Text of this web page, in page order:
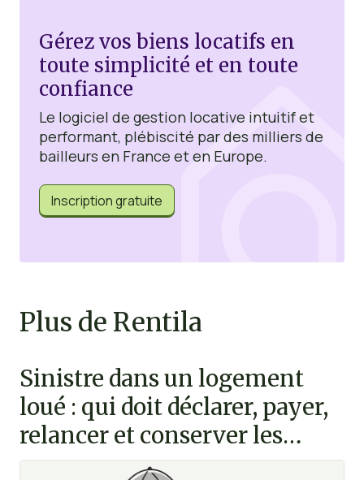
Gérez vos biens locatifs en
toute simplicité et en toute
confiance
Le logiciel de gestion locative intuitif et
performant, plébiscité par des milliers de
bailleurs en France et en Europe.
Inscription gratuite
Plus de Rentila
Sinistre dans un logement
loué : qui doit déclarer, payer,
relancer et conserver les
preuves ?